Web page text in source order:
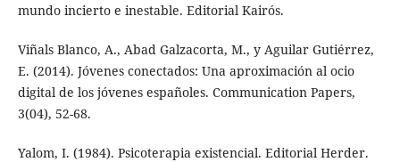
mundo incierto e inestable. Editorial Kairós.
Viñals Blanco, A., Abad Galzacorta, M., y Aguilar Gutiérrez,
E. (2014). Jóvenes conectados: Una aproximación al ocio
digital de los jóvenes españoles. Communication Papers,
3(04), 52-68.
Yalom, I. (1984). Psicoterapia existencial. Editorial Herder.